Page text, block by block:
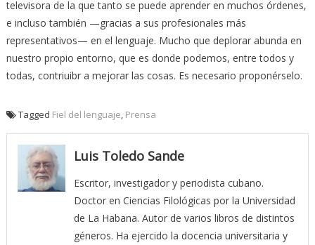
televisora de la que tanto se puede aprender en muchos órdenes,
e incluso también —gracias a sus profesionales más
representativos— en el lenguaje. Mucho que deplorar abunda en
nuestro propio entorno, que es donde podemos, entre todos y
todas, contriuibr a mejorar las cosas. Es necesario proponérselo.
Tagged Fiel del lenguaje Prensa
Luis Toledo Sande
Escritor, investigador y periodista cubano.
Doctor en Ciencias Filológicas por la Universidad
de La Habana. Autor de varios libros de distintos
géneros. Ha ejercido la docencia universitaria y